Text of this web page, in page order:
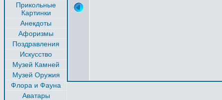
Прикольные
Картинки
Анекдоты
Афоризмы
Поздравления
Искусство
Музей Камней
Музей Оружия
Флора и Фауна
Аватары